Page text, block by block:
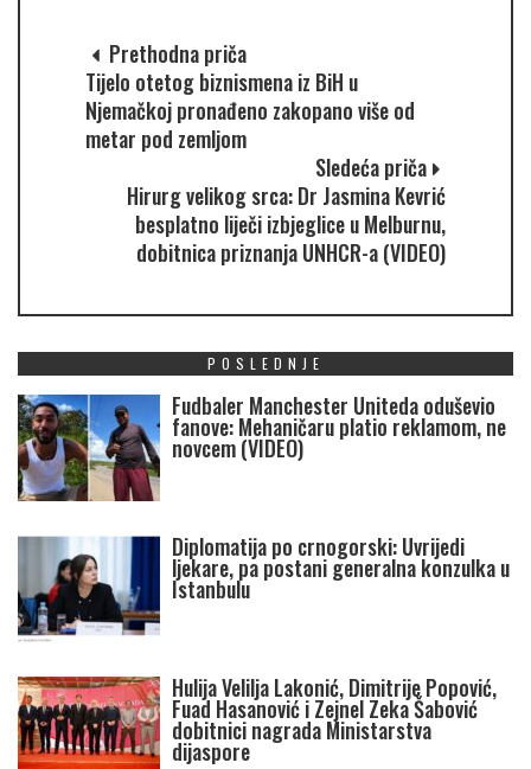
Prethodna priča
Tijelo otetog biznismena iz BiH u
Njemačkoj pronađeno zakopano više od
metar pod zemljom
Sledeća priča
Hirurg velikog srca: Dr Jasmina Kevrić
besplatno liječi izbjeglice u Melburnu,
dobitnica priznanja UNHCR-a (VIDEO)
POSLEDNJE
Fudbaler Manchester Uniteda oduševio
fanove: Mehaničaru platio reklamom, ne
novcem (VIDEO)
Diplomatija po crnogorski: Uvrijedi
ljekare, pa postani generalna konzulka u
Istanbulu
Hulija Velilja Lakonić, Dimitrije Popović,
Fuad Hasanović i Zejnel Zeka Šabović
dobitnici nagrada Ministarstva
dijaspore